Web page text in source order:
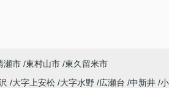
瀬市 東村山市 東久留米市
大字上安松 大字水野 広瀬台 中新井